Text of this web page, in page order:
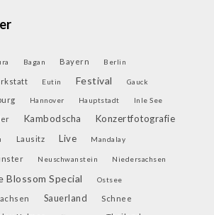
Bagan Bayern Berlin
Eutin Festival Gauck
Hannover Hauptstadt Inle See
Kambodscha Konzertfotografie
Lausitz Live Mandalay
Neuschwanstein Niedersachsen
Blossom Special Ostsee
Sauerland Schnee